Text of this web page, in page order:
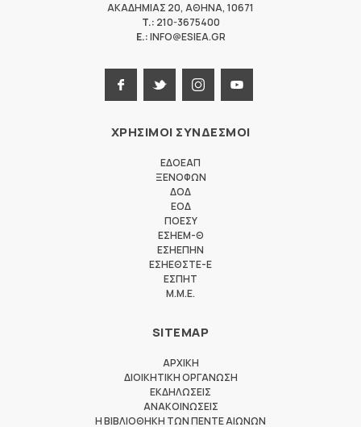
ΑΚΑΔΗΜΙΑΣ 20, ΑΘΗΝΑ, 10671
T.: 210-3675400
E.:INFO@ESIEA.GR
ΧΡΗΣΙΜΟΙ ΣΥΝΔΕΣΜΟΙ
ΕΔΟΕΑΠ
ΞΕΝΟΦΩΝ
ΔΟΔ
ΕΟΔ
ΠΟΕΣΥ
ΕΣΗΕΜ-Θ
ΕΣΗΕΠΗΝ
ΕΣΗΕΘΣΤΕ-Ε
ΕΣΠΗΤ
M.M.E.
SITEMAP
ΑΡΧΙΚΗ
ΔΙΟΙΚΗΤΙΚΗ ΟΡΓΑΝΩΣΗ
ΕΚΔΗΛΩΣΕΙΣ
ΑΝΑΚΟΙΝΩΣΕΙΣ
Η ΒΙΒΛΙΟΘΗΚΗ ΤΩΝ ΠΕΝΤΕ ΑΙΩΝΩΝ